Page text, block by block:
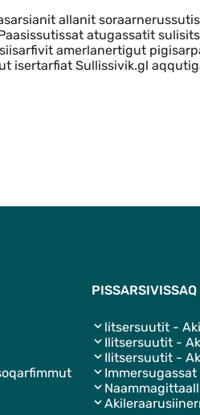
allanit
atugassatit
amerlanertigut
isertarfiat Sullissivik.gl
PISSARSIVISSAQ
litsersuutit -
Ilitsersuutit -
Ilitsersuutit -
Immersugassat